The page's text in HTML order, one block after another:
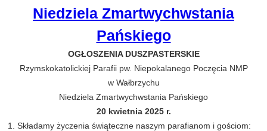
Niedziela Zmartwychwstania
Pańskiego
OGŁOSZENIA DUSZPASTERSKIE
Rzymskokatolickiej Parafii pw. Niepokalanego Poczęcia NMP
w Wałbrzychu
Niedziela Zmartwychwstania Pańskiego
20 kwietnia 2025 r.
Składamy życzenia świąteczne naszym parafianom i gościom: